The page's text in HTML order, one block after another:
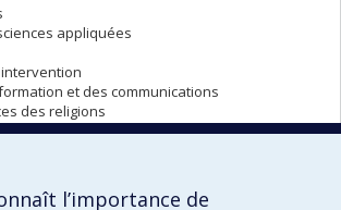
appliquées
et des communications
des religions
l’importance de